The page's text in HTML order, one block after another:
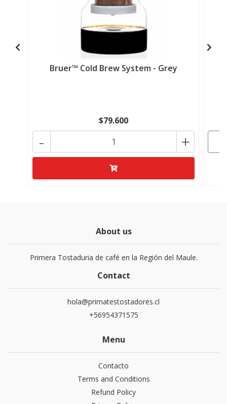
Bruer™ Cold Brew System - Grey
$79.600
+
-
About us
Primera Tostaduria de café en la Región del Maule.
Contact
hola@primatestostadores.cl
+56954371575
Menu
Contacto
Terms and Conditions
Refund Policy